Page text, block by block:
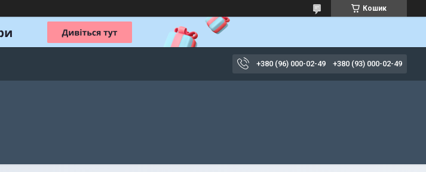
Кошик
+380 (96) 000-02-49 +380 (93) 000-02-49